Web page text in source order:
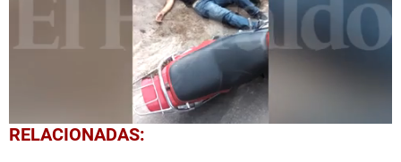
0
seconds
RELACIONADAS: